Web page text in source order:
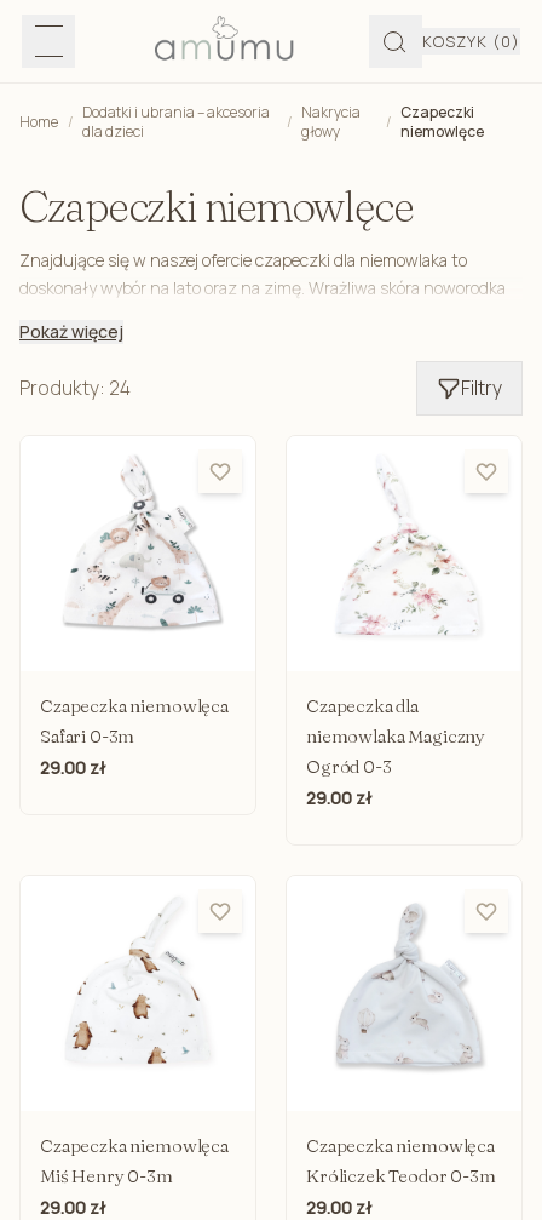
KOSZYK (0)
Home / Dodatki i ubrania – akcesoria
dla dzieci
/ Nakrycia
głowy
/ Czapeczki
niemowlęce
Czapeczki niemowlęce
Znajdujące się w naszej ofercie czapeczki dla niemowlaka to
doskonały wybór na lato oraz na zimę. Wrażliwa skóra noworodka
szkodliwymi dla niej promieniami słonecznymi. Produkty te zostały
Sprawia to, że są całkowicie bezpieczne dla dziecka, nie zawierają
alergicznych, a jednocześnie doskonale dopasowują się do
kształtu jego głowy.
Pokaż więcej
Produkty: 24 Filtry
Czapeczka niemowlęca
Safari 0-3m
29.00 zł
Czapeczka dla
niemowlaka Magiczny
Ogród 0-3
29.00 zł
Czapeczka niemowlęca
Miś Henry 0-3m
29.00 zł
Czapeczka niemowlęca
Króliczek Teodor 0-3m
29.00 zł